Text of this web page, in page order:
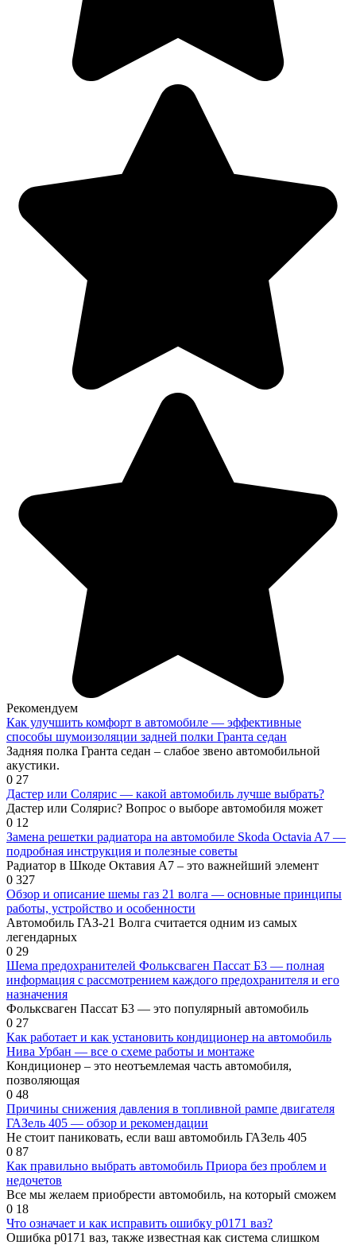
Рекомендуем
Как улучшить комфорт в автомобиле — эффективные
способы шумоизоляции задней полки Гранта седан
Задняя полка Гранта седан – слабое звено автомобильной
акустики.
0 27
Дастер или Солярис — какой автомобиль лучше выбрать?
Дастер или Солярис? Вопрос о выборе автомобиля может
0 12
Замена решетки радиатора на автомобиле Skoda Octavia A7 —
подробная инструкция и полезные советы
Радиатор в Шкоде Октавия A7 – это важнейший элемент
0 327
Обзор и описание шемы газ 21 волга — основные принципы
работы, устройство и особенности
Автомобиль ГАЗ-21 Волга считается одним из самых
легендарных
0 29
Шема предохранителей Фольксваген Пассат Б3 — полная
информация с рассмотрением каждого предохранителя и его
назначения
Фольксваген Пассат Б3 — это популярный автомобиль
0 27
Как работает и как установить кондиционер на автомобиль
Нива Урбан — все о схеме работы и монтаже
Кондиционер – это неотъемлемая часть автомобиля,
позволяющая
0 48
Причины снижения давления в топливной рампе двигателя
ГАЗель 405 — обзор и рекомендации
Не стоит паниковать, если ваш автомобиль ГАЗель 405
0 87
Как правильно выбрать автомобиль Приора без проблем и
недочетов
Все мы желаем приобрести автомобиль, на который сможем
0 18
Что означает и как исправить ошибку р0171 ваз?
Ошибка р0171 ваз, также известная как система слишком